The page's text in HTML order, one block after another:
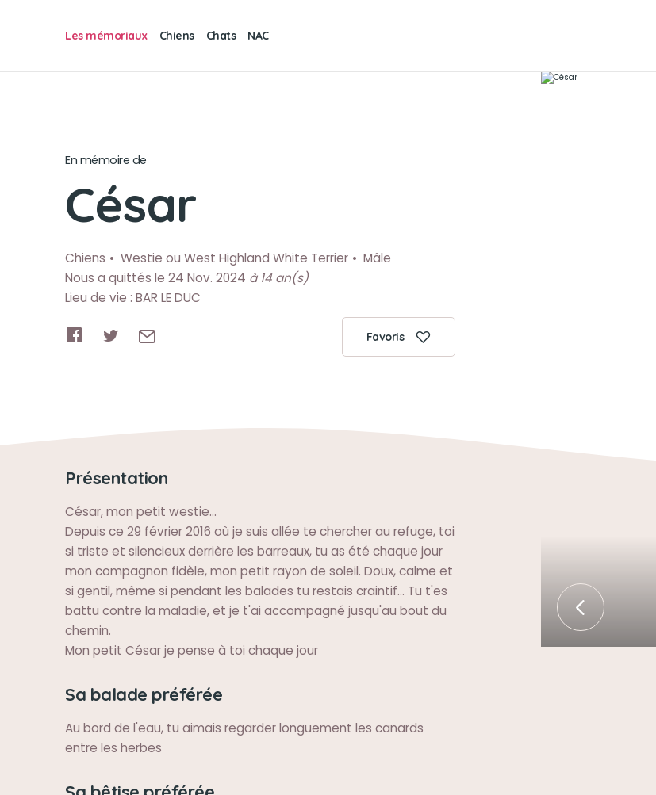
Les mémoriaux Chiens Chats NAC
En mémoire de
César
Chiens Westie ou West Highland White Terrier
Mâle
Nous a quittés le 24 Nov. 2024 à 14 an(s)
Lieu de vie : BAR LE DUC
Favoris
Présentation
César, mon petit westie...
Depuis ce 29 février 2016 où je suis allée te chercher au refuge, toi
si triste et silencieux derrière les barreaux, tu as été chaque jour
mon compagnon fidèle, mon petit rayon de soleil. Doux, calme et
si gentil, même si pendant les balades tu restais craintif... Tu t'es
battu contre la maladie, et je t'ai accompagné jusqu'au bout du
chemin.
Mon petit César je pense à toi chaque jour
Sa balade préférée
Au bord de l'eau, tu aimais regarder longuement les canards
entre les herbes